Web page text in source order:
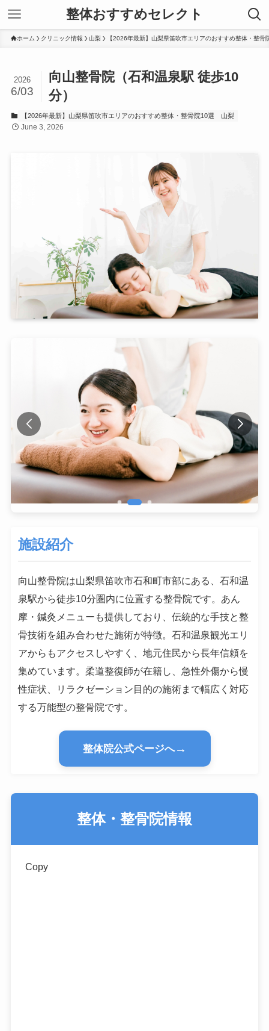
整体おすすめセレクト
ホーム クリニック情報 山梨 【2026年最新】山梨県笛吹市エリアのおすすめ整体・整骨
向山整骨院（石和温泉駅 徒歩10
分）
2026
6/03
【2026年最新】山梨県笛吹市エリアのおすすめ整体・整骨院10選 山梨
June 3, 2026
施設紹介
向山整骨院は山梨県笛吹市石和町市部にある、石和温
泉駅から徒歩10分圏内に位置する整骨院です。あん
摩・鍼灸メニューも提供しており、伝統的な手技と整
骨技術を組み合わせた施術が特徴。石和温泉観光エリ
アからもアクセスしやすく、地元住民から長年信頼を
集めています。柔道整復師が在籍し、急性外傷から慢
性症状、リラクゼーション目的の施術まで幅広く対応
する万能型の整骨院です。
整体院公式ページへ→
整体・整骨院情報
Copy